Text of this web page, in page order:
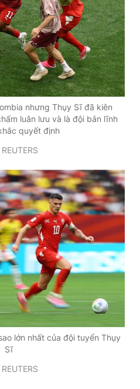
nhưng Thụy Sĩ đã kiên
luân lưu và là đội bản lĩnh
quyết định
lớn nhất của đội tuyển Thụy
Sĩ